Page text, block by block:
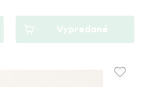
Vypredané